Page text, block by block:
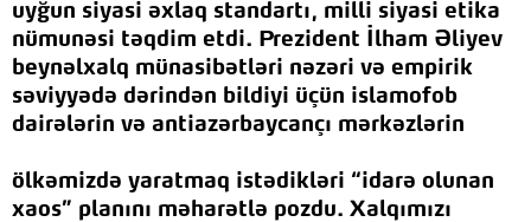
uyğun siyasi əxlaq standartı, milli siyasi etika
nümunəsi təqdim etdi. Prezident İlham Əliyev
beynəlxalq münasibətləri nəzəri və empirik
səviyyədə dərindən bildiyi üçün islamofob
dairələrin və antiazərbaycançı mərkəzlərin
ölkəmizdə yaratmaq istədikləri “idarə olunan
xaos” planını məharətlə pozdu. Xalqımızı